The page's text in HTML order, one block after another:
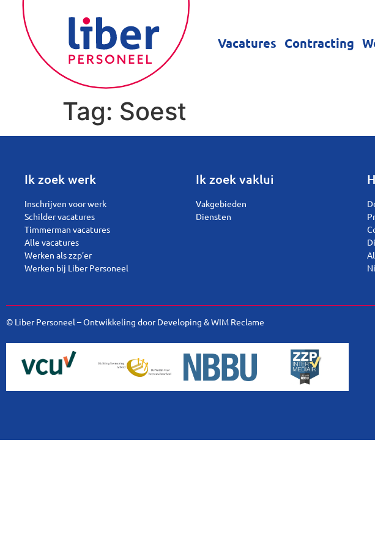
Vacatures Contracting
Tag: Soest
Ik zoek werk
Inschrijven voor werk
Schilder vacatures
Timmerman vacatures
Alle vacatures
Werken als zzp’er
Werken bij Liber Personeel
Ik zoek vaklui
Vakgebieden
Diensten
© Liber Personeel – Ontwikkeling doorDeveloping &WIM Reclame